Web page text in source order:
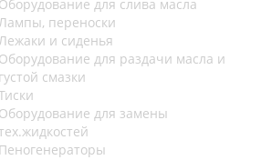
Оборудование для слива масла
Лампы, переноски
Лежаки и сиденья
Оборудование для раздачи масла и
густой смазки
Оборудование для замены
Пеногенераторы